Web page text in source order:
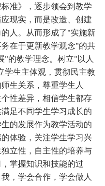
准》，逐步领会到教学
现实，而是改造、创建
人。从而形成了"实施新
在于更新教学观念"的共
"的教学理念。树立"以人
学生主体观，贯彻民主教
生关系，尊重学生人
性差异，相信学生都存
足不同学生学习成长的
的发展作为教学活动的
体验，关注学生学习兴
立性，自主性的培养与
掌握知识和技能的过
，学会合作，学会做人